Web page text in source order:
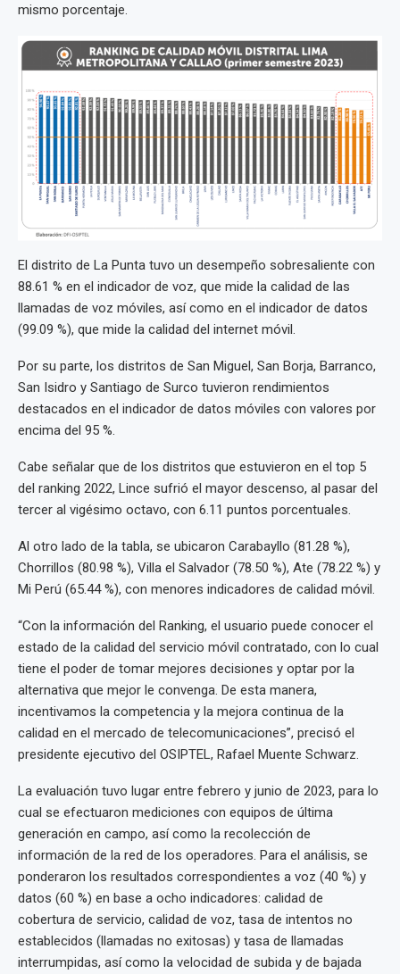
mismo porcentaje.
El distrito de La Punta tuvo un desempeño sobresaliente con
88.61 % en el indicador de voz, que mide la calidad de las
llamadas de voz móviles, así como en el indicador de datos
(99.09 %), que mide la calidad del internet móvil.
Por su parte, los distritos de San Miguel, San Borja, Barranco,
San Isidro y Santiago de Surco tuvieron rendimientos
destacados en el indicador de datos móviles con valores por
encima del 95 %.
Cabe señalar que de los distritos que estuvieron en el top 5
del ranking 2022, Lince sufrió el mayor descenso, al pasar del
tercer al vigésimo octavo, con 6.11 puntos porcentuales.
Al otro lado de la tabla, se ubicaron Carabayllo (81.28 %),
Chorrillos (80.98 %), Villa el Salvador (78.50 %), Ate (78.22 %) y
Mi Perú (65.44 %), con menores indicadores de calidad móvil.
“Con la información del Ranking, el usuario puede conocer el
estado de la calidad del servicio móvil contratado, con lo cual
tiene el poder de tomar mejores decisiones y optar por la
alternativa que mejor le convenga. De esta manera,
incentivamos la competencia y la mejora continua de la
calidad en el mercado de telecomunicaciones”, precisó el
presidente ejecutivo del OSIPTEL, Rafael Muente Schwarz.
La evaluación tuvo lugar entre febrero y junio de 2023, para lo
cual se efectuaron mediciones con equipos de última
generación en campo, así como la recolección de
información de la red de los operadores. Para el análisis, se
ponderaron los resultados correspondientes a voz (40 %) y
datos (60 %) en base a ocho indicadores: calidad de
cobertura de servicio, calidad de voz, tasa de intentos no
establecidos (llamadas no exitosas) y tasa de llamadas
interrumpidas, así como la velocidad de subida y de bajada